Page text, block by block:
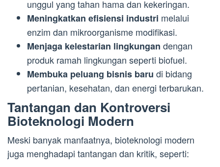
unggul yang tahan hama dan kekeringan.
Meningkatkan efisiensi industri melalui
enzim dan mikroorganisme modifikasi.
Menjaga kelestarian lingkungan dengan
produk ramah lingkungan seperti biofuel.
Membuka peluang bisnis baru di bidang
pertanian, kesehatan, dan energi terbarukan.
Tantangan dan Kontroversi
Bioteknologi Modern
Meski banyak manfaatnya, bioteknologi modern
juga menghadapi tantangan dan kritik, seperti: